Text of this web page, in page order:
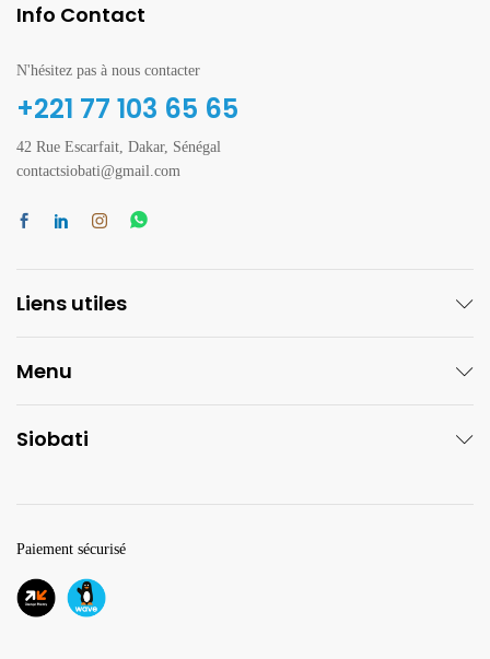
Info Contact
N'hésitez pas à nous contacter
+221 77 103 65 65
42 Rue Escarfait, Dakar, Sénégal
contactsiobati@gmail.com
Liens utiles
Menu
Siobati
Paiement sécurisé